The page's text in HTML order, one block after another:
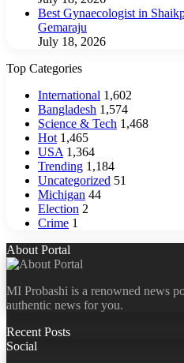
Best Gynaecologist in
Gemaraju
July 18, 2026
Top Categories
International 1,602
Bangladesh 1,574
Science & Tech 1,468
Hot 1,465
USA 1,364
Trending 1,184
Uncategorized 51
Michigan 44
Election 2
Crime 1
About Portal
MI Probashi is a renowned news
authentic news for you.
Recent Posts
Social